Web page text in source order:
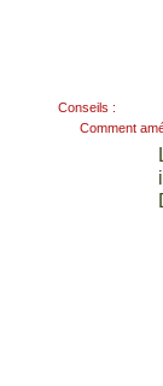
Conseils :
Comment